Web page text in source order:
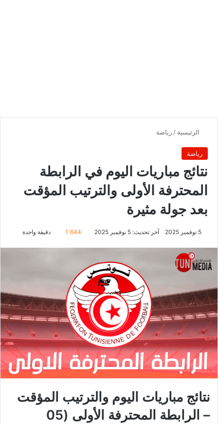
الرئيسية / رياضة
رياضة
نتائج مباريات اليوم في الرابطة
المحترفة الأولى والترتيب المؤقت
بعد جولة مثيرة
5 نوفمبر 2025 آخر تحديث: 5 نوفمبر 2025 1٬644 دقيقة واحدة
نتائج مباريات اليوم والترتيب المؤقت
– الرابطة المحترفة الأولى (05